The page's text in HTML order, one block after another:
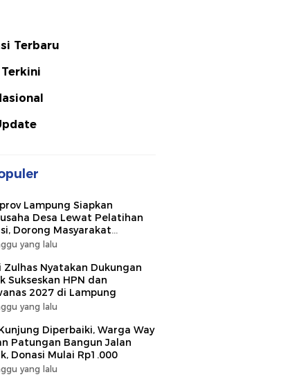
Terbaru
Lampung Siapkan
Desa Lewat Pelatihan
Dorong Masyarakat
Lapangan Kerja
yang lalu
Zulhas Nyatakan Dukungan
Sukseskan HPN dan
2027 di Lampung
yang lalu
Diperbaiki, Warga Way
Patungan Bangun Jalan
Donasi Mulai Rp1.000
yang lalu